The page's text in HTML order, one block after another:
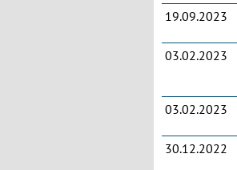
19.09.2023
03.02.2023
03.02.2023
30.12.2022